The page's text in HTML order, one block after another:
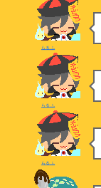
らるふ
らるふ
らるふ